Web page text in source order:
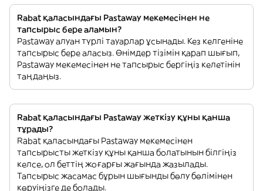
Rabat қаласындағы Pastaway мекемесінен не
тапсырыс бере аламын?
Pastaway алуан түрлі тауарлар ұсынады. Кез келгеніне
тапсырыс бере аласыз. Өнімдер тізімін қарап шығып,
Pastaway мекемесінен не тапсырыс бергіңіз келетінін
таңдаңыз.
Rabat қаласындағы Pastaway жеткізу құны қанша
тұрады?
Rabat қаласындағы Pastaway мекемесінен
тапсырысты жеткізу құны қанша болатынын білгіңіз
келсе, ол беттің жоғарғы жағында жазылады.
Тапсырыс жасамас бұрын шығынды бөлу бөлімінен
көруіңізге де болады.